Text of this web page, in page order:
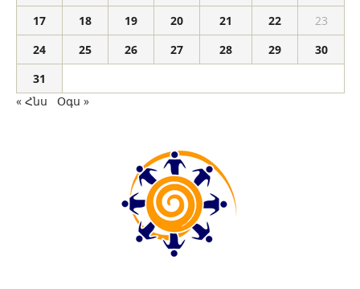
17
18 19 20 21 22
23
24
25 26 27 28 29
30
31
« Հնս
Օգս »